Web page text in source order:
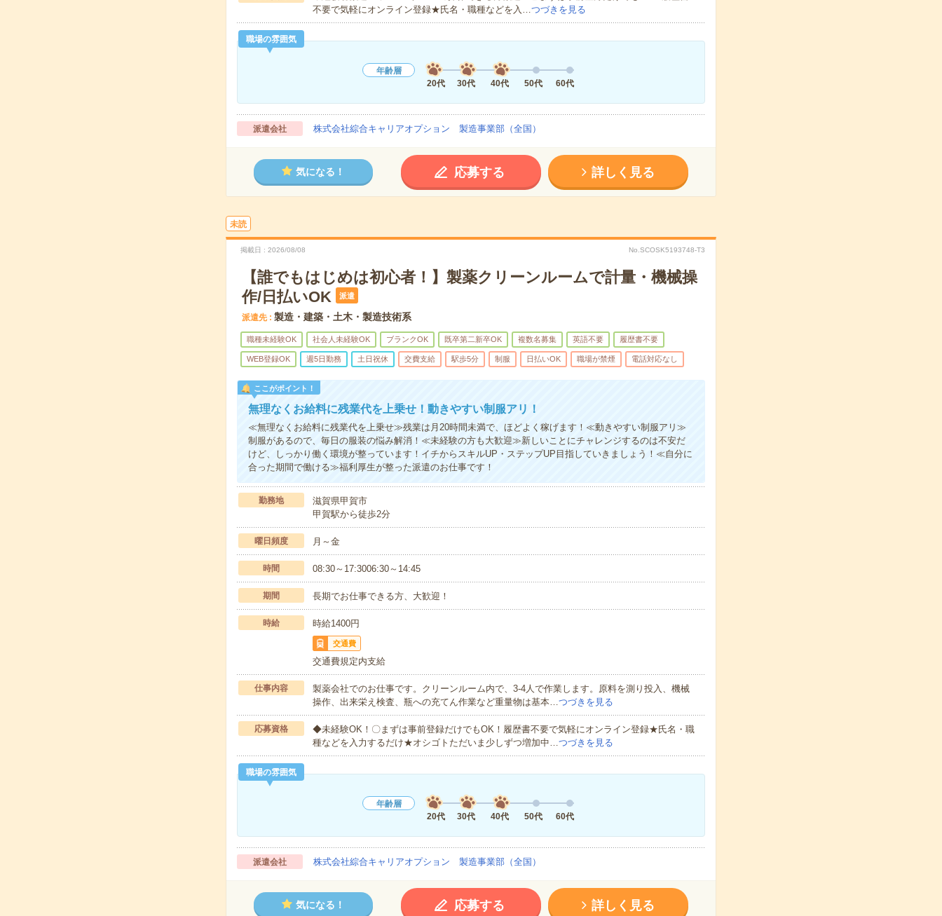
不要で気軽にオンライン登録★氏名・職種などを入…つづきを見る
職場の雰囲気
年齢層
20代
30代 40代 50代 60代
派遣会社 株式会社綜合キャリアオプション 製造事業部（全国）
気になる！ 応募する 詳しく見る
未読
掲載日 2026/08/08 No.SCOSK5193748-T3
【誰でもはじめは初心者！】製薬クリーンルームで計量・機械操
作/日払いOK
派遣
派遣先 製造・建築・土木・製造技術系
職種未経験OK 社会人未経験OK ブランクOK 既卒第二新卒OK 複数名募集 英語不要 履歴書不要
WEB登録OK 週5日勤務 土日祝休 交費支給 駅歩5分 制服 日払いOK 職場が禁煙 電話対応なし
ここがポイント！
無理なくお給料に残業代を上乗せ！動きやすい制服アリ！
≪無理なくお給料に残業代を上乗せ≫残業は月20時間未満で、ほどよく稼げます！≪動きやすい制服アリ≫
制服があるので、毎日の服装の悩み解消！≪未経験の方も大歓迎≫新しいことにチャレンジするのは不安だ
けど、しっかり働く環境が整っています！イチからスキルUP・ステップUP目指していきましょう！≪自分に
合った期間で働ける≫福利厚生が整った派遣のお仕事です！
勤務地
滋賀県甲賀市
甲賀駅から徒歩2分
曜日頻度 月～金
時間 08:30～17:3006:30～14:45
期間 長期でお仕事できる方、大歓迎！
時給 時給1400円
交通費
交通費規定内支給
仕事内容
製薬会社でのお仕事です。クリーンルーム内で、3-4人で作業します。原料を測り投入、機械
操作、出来栄え検査、瓶への充てん作業など重量物は基本…つづきを見る
応募資格
◆未経験OK！〇まずは事前登録だけでもOK！履歴書不要で気軽にオンライン登録★氏名・職
種などを入力するだけ★オシゴトただいま少しずつ増加中…つづきを見る
職場の雰囲気
年齢層
20代
30代 40代 50代 60代
派遣会社 株式会社綜合キャリアオプション 製造事業部（全国）
気になる！ 応募する 詳しく見る